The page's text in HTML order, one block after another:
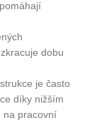
dobu
je často
díky nižším
na pracovní